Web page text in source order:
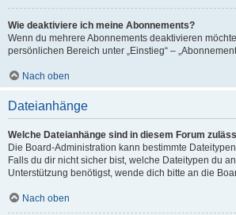
Wie deaktiviere ich meine Abonnements?
Wenn du mehrere Abonnements deaktivieren
persönlichen Bereich unter „Einstieg“ –
Nach oben
Dateianhänge
Welche Dateianhänge sind in diesem Forum
Die Board-Administration kann bestimmte
Falls du dir nicht sicher bist, welche Dateitypen du
Unterstützung benötigst, wende dich bitte an die
Nach oben